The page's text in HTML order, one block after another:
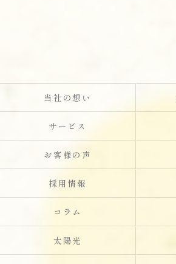
当社の想い
サービス
お客様の声
採用情報
コラム
太陽光